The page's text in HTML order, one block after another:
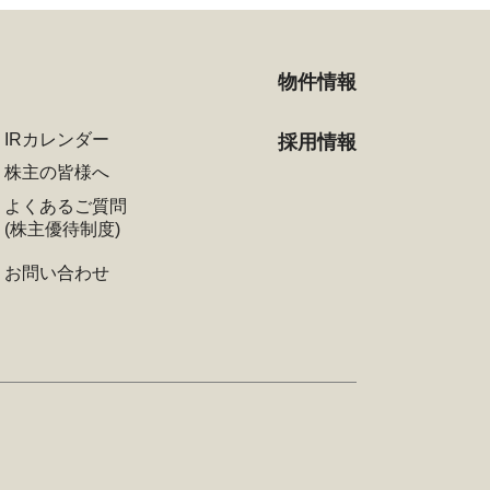
IRカレンダー
株主の皆様へ
よくあるご質問
(株主優待制度)
お問い合わせ
物件情報
採用情報